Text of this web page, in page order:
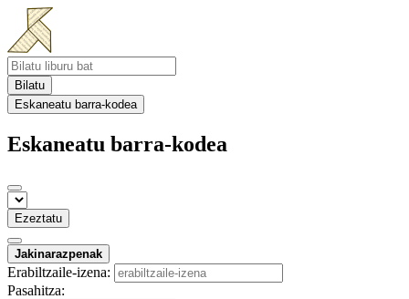
Bilatu
Eskaneatu barra-kodea
Eskaneatu barra-kodea
Ezeztatu
Jakinarazpenak
Erabiltzaile-izena:
Pasahitza: